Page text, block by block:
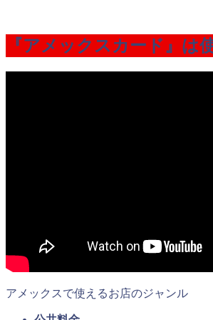
『アメックスカード』は
アメックスで使えるお店のジャンル